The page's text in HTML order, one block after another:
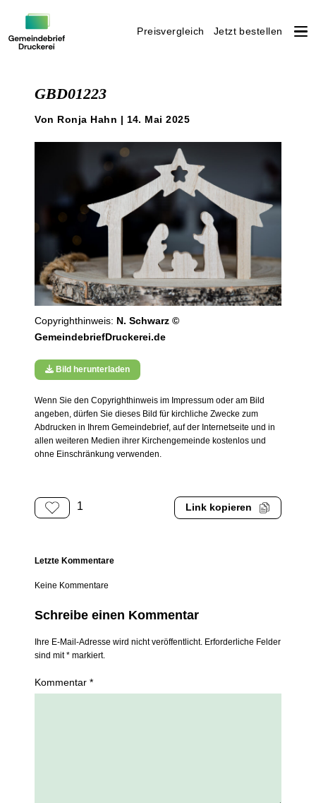
Preisvergleich Jetzt bestellen
GBD01223
Von Ronja Hahn | 14. Mai 2025
Copyrighthinweis: N. Schwarz ©
GemeindebriefDruckerei.de
Bild herunterladen
Wenn Sie den Copyrighthinweis im Impressum oder am Bild
angeben, dürfen Sie dieses Bild für kirchliche Zwecke zum
Abdrucken in Ihrem Gemeindebrief, auf der Internetseite und in
allen weiteren Medien ihrer Kirchengemeinde kostenlos und
ohne Einschränkung verwenden.
1 Link kopieren
Letzte Kommentare
Keine Kommentare
Schreibe einen Kommentar
Ihre E-Mail-Adresse wird nicht veröffentlicht. Erforderliche Felder
sind mit * markiert.
Kommentar *